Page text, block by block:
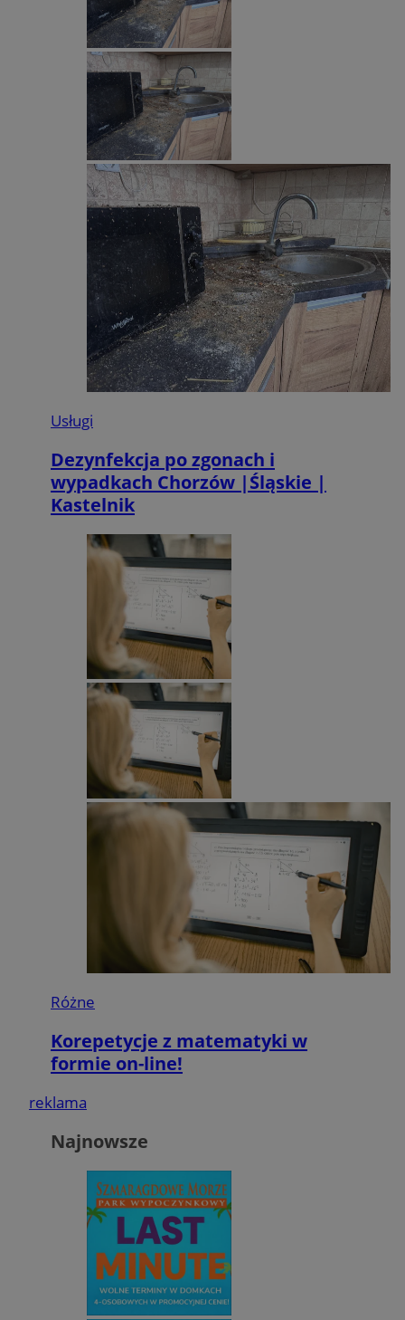
Usługi
Dezynfekcja po zgonach i
wypadkach Chorzów |Śląskie |
Kastelnik
Różne
Korepetycje z matematyki w
formie on-line!
reklama
Najnowsze